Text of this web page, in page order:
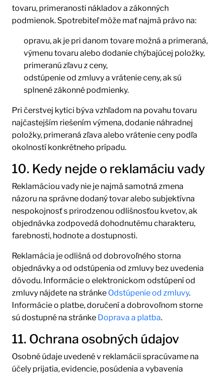
tovaru, primeranosti nákladov a zákonných
podmienok. Spotrebiteľ môže mať najmä právo na:
opravu, ak je pri danom tovare možná a primeraná,
výmenu tovaru alebo dodanie chýbajúcej položky,
primeranú zľavu z ceny,
odstúpenie od zmluvy a vrátenie ceny, ak sú
splnené zákonné podmienky.
Pri čerstvej kytici býva vzhľadom na povahu tovaru
najčastejším riešením výmena, dodanie náhradnej
položky, primeraná zľava alebo vrátenie ceny podľa
okolností konkrétneho prípadu.
10. Kedy nejde o reklamáciu vady
Reklamáciou vady nie je najmä samotná zmena
názoru na správne dodaný tovar alebo subjektívna
nespokojnosť s prirodzenou odlišnosťou kvetov, ak
objednávka zodpovedá dohodnutému charakteru,
farebnosti, hodnote a dostupnosti.
Reklamácia je odlišná od dobrovoľného storna
objednávky a od odstúpenia od zmluvy bez uvedenia
dôvodu. Informácie o elektronickom odstúpení od
zmluvy nájdete na stránke Odstúpenie od zmluvy.
Informácie o platbe, doručení a dobrovoľnom storne
sú dostupné na stránke Doprava a platba.
11. Ochrana osobných údajov
Osobné údaje uvedené v reklamácii spracúvame na
účely prijatia, evidencie, posúdenia a vybavenia